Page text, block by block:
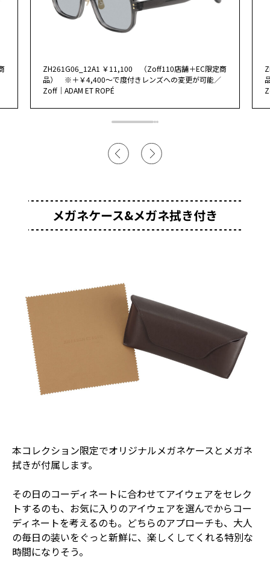
ZH261G06_12A1 ￥11,100 （Zoff110店舗＋EC限定商
品） ※＋￥4,400～で度付きレンズへの変更が可能／
Zoff｜ADAM ET ROPÉ
メガネケース&メガネ拭き付き
本コレクション限定でオリジナルメガネケースとメガネ
拭きが付属します。
その日のコーディネートに合わせてアイウェアをセレク
トするのも、お気に入りのアイウェアを選んでからコー
ディネートを考えるのも。どちらのアプローチも、大人
の毎日の装いをぐっと新鮮に、楽しくしてくれる特別な
時間になりそう。